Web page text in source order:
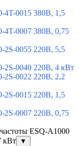
4T-0015 380В, 1,5
4T-0007 380В, 0,75
2S-0055 220В, 5,5
2S-0040 220В, 4 кВт
2S-0022 220В, 2,2
2S-0015 220В, 1,5
2S-0007 220В, 0,75
ESQ-A1000
кВт
▼